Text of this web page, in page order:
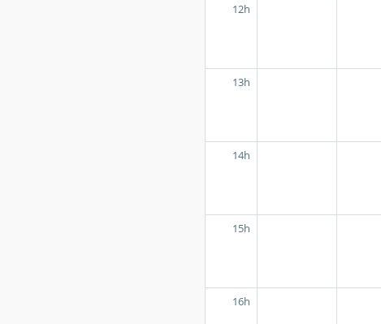
12h
13h
14h
15h
16h